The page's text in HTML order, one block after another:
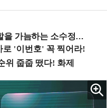
예 실습 워크숍 (8/28 신논현역)